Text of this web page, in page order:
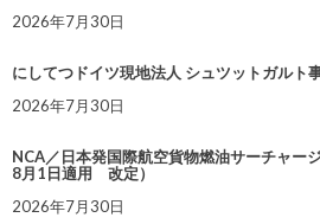
2026年7月30日
にしてつドイツ現地法人 シュツットガルト
2026年7月30日
NCA／日本発国際航空貨物燃油サーチャー
8月1日適用 改定）
2026年7月30日